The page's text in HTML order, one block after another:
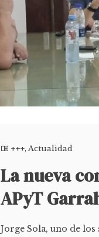
+++,Actualidad
La nueva
APyT
Jorge Sola, uno de